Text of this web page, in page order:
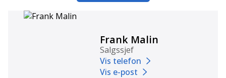
Frank Malin
Salgssjef
Vis telefon
Vis e-post